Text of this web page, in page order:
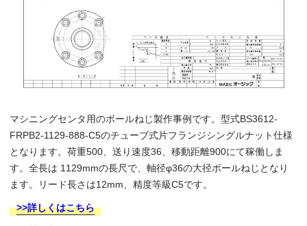
マシニングセンタ用のボールねじ製作事例です。型式BS3612-
FRPB2-1129-888-C5のチューブ式片フランジシングルナット仕様
となります。荷重500、送り速度36、移動距離900にて稼働しま
す。全長は 1129mmの長尺で、軸径φ36の大径ボールねじとなり
ます。リード長さは12mm、精度等級C5です。
>>詳しくはこちら